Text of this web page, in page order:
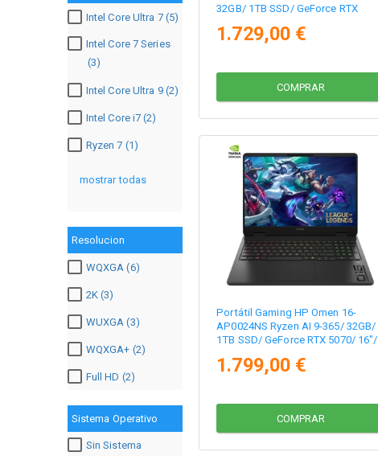
Intel Core Ultra 7 (5)
Intel Core 7 Series
(3)
Intel Core Ultra 9 (2)
Intel Core i7 (2)
Ryzen 7 (1)
mostrar todas
Resolucion
WQXGA (6)
2K (3)
WUXGA (3)
WQXGA+ (2)
Full HD (2)
Sistema Operativo
Sin Sistema
32GB/ 1TB SSD/ GeForce RTX
1.729,00 €
COMPRAR
Portátil Gaming HP Omen 16-
AP0024NS Ryzen AI 9-365/ 32GB/
1TB SSD/ GeForce RTX 5070/ 16"/
1.799,00 €
COMPRAR